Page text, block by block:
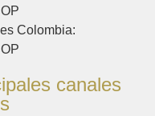
Colombia:
canales